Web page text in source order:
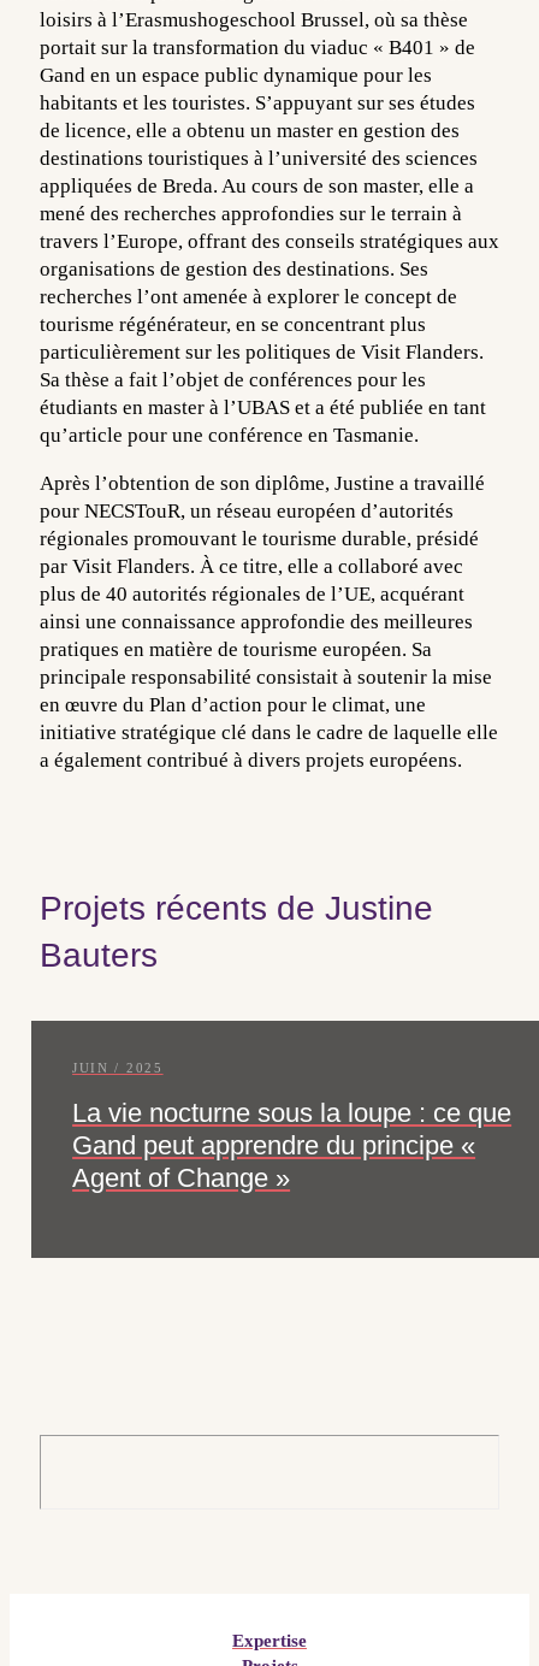
loisirs à l’Erasmushogeschool Brussel, où sa thèse
portait sur la transformation du viaduc « B401 » de
Gand en un espace public dynamique pour les
habitants et les touristes. S’appuyant sur ses études
de licence, elle a obtenu un master en gestion des
destinations touristiques à l’université des sciences
appliquées de Breda. Au cours de son master, elle a
mené des recherches approfondies sur le terrain à
travers l’Europe, offrant des conseils stratégiques aux
organisations de gestion des destinations. Ses
recherches l’ont amenée à explorer le concept de
tourisme régénérateur, en se concentrant plus
particulièrement sur les politiques de Visit Flanders.
Sa thèse a fait l’objet de conférences pour les
étudiants en master à l’UBAS et a été publiée en tant
qu’article pour une conférence en Tasmanie.
Après l’obtention de son diplôme, Justine a travaillé
pour NECSTouR, un réseau européen d’autorités
régionales promouvant le tourisme durable, présidé
par Visit Flanders. À ce titre, elle a collaboré avec
plus de 40 autorités régionales de l’UE, acquérant
ainsi une connaissance approfondie des meilleures
pratiques en matière de tourisme européen. Sa
principale responsabilité consistait à soutenir la mise
en œuvre du Plan d’action pour le climat, une
initiative stratégique clé dans le cadre de laquelle elle
a également contribué à divers projets européens.
Projets récents de Justine
Bauters
JUIN / 2025
La vie nocturne sous la loupe : ce que
Gand peut apprendre du principe «
Agent of Change »
Expertise